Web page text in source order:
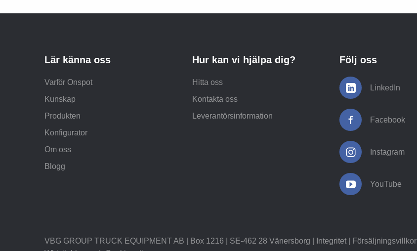
Lär känna oss
Varför Onspot
Kunskap
Produkten
Konfigurator
Om oss
Blogg
Hur kan vi hjälpa dig?
Hitta oss
Kontakta oss
Leverantörsinformation
Följ oss
LinkedIn
Facebook
Instagram
YouTube
VBG GROUP TRUCK EQUIPMENT AB | Box 1216 | SE-462 28 Vänersborg | Integritet Försäljningsvillkor